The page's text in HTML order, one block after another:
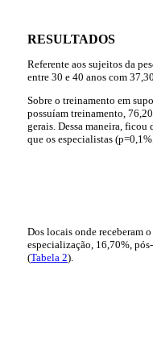
RESULTADOS
Referente aos sujeitos da
entre 30 e 40 anos com
Sobre o treinamento em
possuíam treinamento,
gerais. Dessa maneira,
que os especialistas
Dos locais onde receberam
especialização, 16,70%,
(Tabela 2).